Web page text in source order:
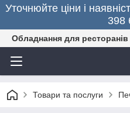
Уточнюйте ціни і
398
Обладнання для
Товари та послуги